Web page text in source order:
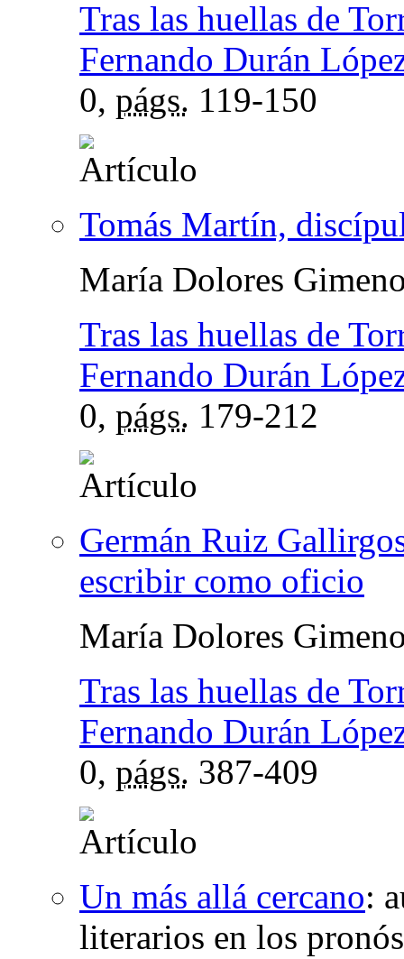
Tras las huellas de
Fernando Durán
0, págs. 119-150
Tomás Martín,
María Dolores
Tras las huellas de
Fernando Durán
0, págs. 179-212
Germán Ruiz
escribir como oficio
María Dolores
Tras las huellas de
Fernando Durán
0, págs. 387-409
Un más allá cercano:
literarios en los